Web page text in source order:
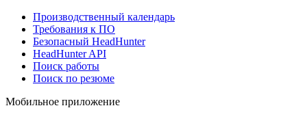
Производственный календарь
Требования к ПО
Безопасный HeadHunter
HeadHunter API
Поиск работы
Поиск по резюме
Мобильное приложение